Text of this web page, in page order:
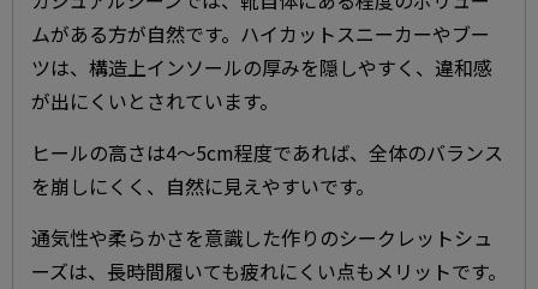
ムがある方が自然です。ハイカットスニーカーやブー
ツは、構造上インソールの厚みを隠しやすく、違和感
が出にくいとされています。
ヒールの高さは4～5cm程度であれば、全体のバランス
を崩しにくく、自然に見えやすいです。
通気性や柔らかさを意識した作りのシークレットシュ
ーズは、長時間履いても疲れにくい点もメリットです。